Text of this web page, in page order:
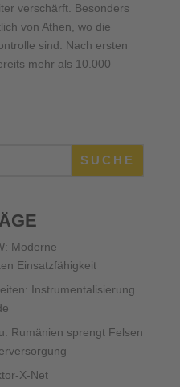
verschärft. Besonders
von Athen, wo die
sind. Nach ersten
mehr als 10.000
SUCHE
Moderne
Einsatzfähigkeit
Instrumentalisierung
Rumänien sprengt Felsen
X-Net